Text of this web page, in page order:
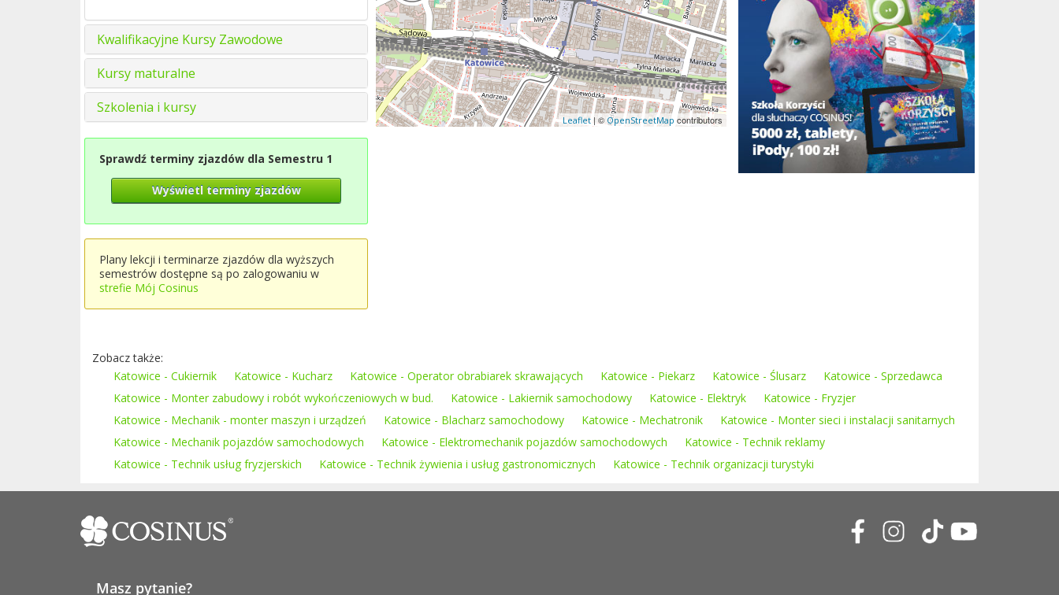
Kwalifikacyjne Kursy Zawodowe
Kursy maturalne
Szkolenia i kursy
Sprawdź terminy zjazdów dla Semestru 1
Wyświetl terminy zjazdów
Plany lekcji i terminarze zjazdów dla wyższych
semestrów dostępne są po zalogowaniu w
strefie Mój Cosinus
Leaflet | © OpenStreetMap contributors
Zobacz także:
Katowice - Cukiernik
Katowice - Kucharz Katowice - Operator obrabiarek skrawających Katowice - Piekarz Katowice - Ślusarz
Katowice - Sprzedawca
Katowice - Monter zabudowy i robót wykończeniowych w bud.
Katowice - Lakiernik samochodowy Katowice - Elektryk
Katowice - Fryzjer
Katowice - Mechanik - monter maszyn i urządzeń
Katowice - Blacharz samochodowy Katowice - Mechatronik
Katowice - Monter sieci i instalacji sanitarnych
Katowice - Mechanik pojazdów samochodowych
Katowice - Elektromechanik pojazdów samochodowych
Katowice - Technik reklamy
Katowice - Technik usług fryzjerskich
Katowice - Technik żywienia i usług gastronomicznych Katowice - Technik organizacji turystyki
Masz pytanie?